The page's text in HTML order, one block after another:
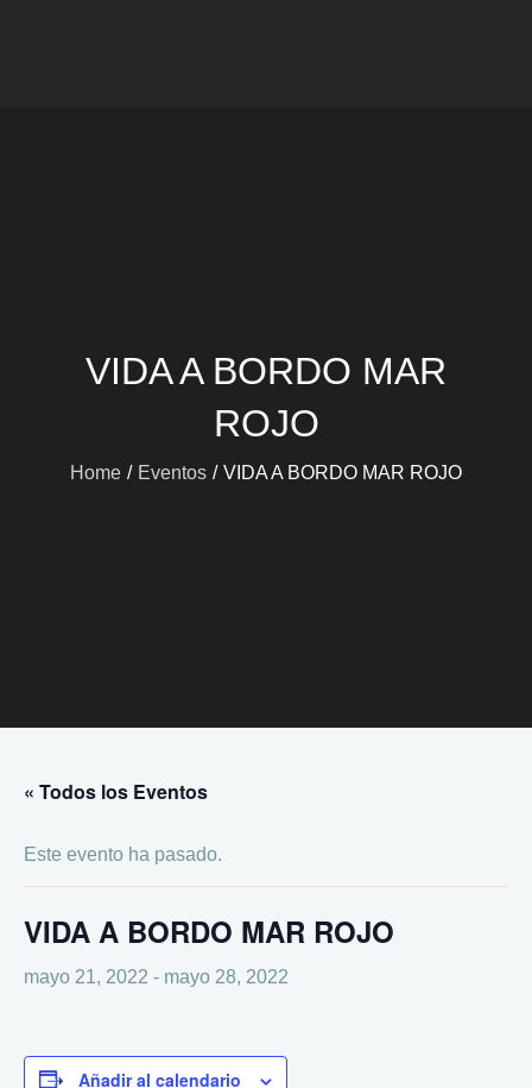
VIDA A BORDO MAR
ROJO
Home Eventos VIDA A BORDO MAR ROJO
« Todos los Eventos
Este evento ha pasado.
VIDA A BORDO MAR ROJO
mayo 21, 2022 - mayo 28, 2022
Añadir al calendario